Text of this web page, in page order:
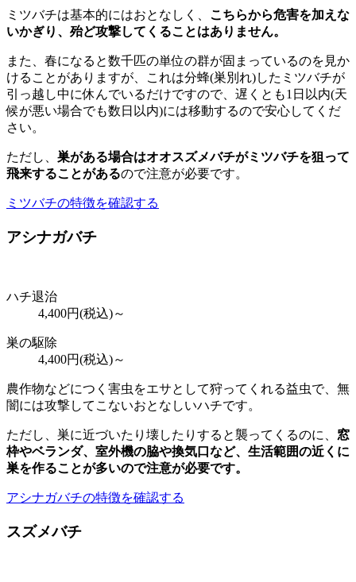
ミツバチは基本的にはおとなしく、 こちらから危害を加えな
いかぎり、殆ど攻撃してくることはありません。
また、春になると数千匹の単位の群が固まっているのを見か
けることがありますが、これは分蜂(巣別れ)したミツバチが
引っ越し中に休んでいるだけですので、遅くとも1日以内(天
候が悪い場合でも数日以内)には移動するので安心してくだ
さい。
ただし、 巣がある場合はオオスズメバチがミツバチを狙って
飛来することがあるので注意が必要です。
ミツバチの特徴を確認する
アシナガバチ
ハチ退治
4,400円(税込)～
巣の駆除
4,400円(税込)～
農作物などにつく害虫をエサとして狩ってくれる益虫で、無
闇には攻撃してこないおとなしいハチです。
ただし、巣に近づいたり壊したりすると襲ってくるのに、 窓
枠やベランダ、室外機の脇や換気口など、 生活範囲の近くに
巣を作ることが多いので注意が必要です。
アシナガバチの特徴を確認する
スズメバチ